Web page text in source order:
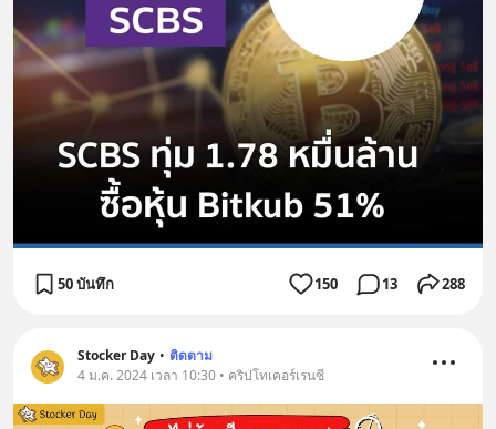
50 บันทึก 150 13 288
Stocker Day • ติดตาม
4 ม.ค. 2024 เวลา 10:30 • คริปโทเคอร์เรนซี